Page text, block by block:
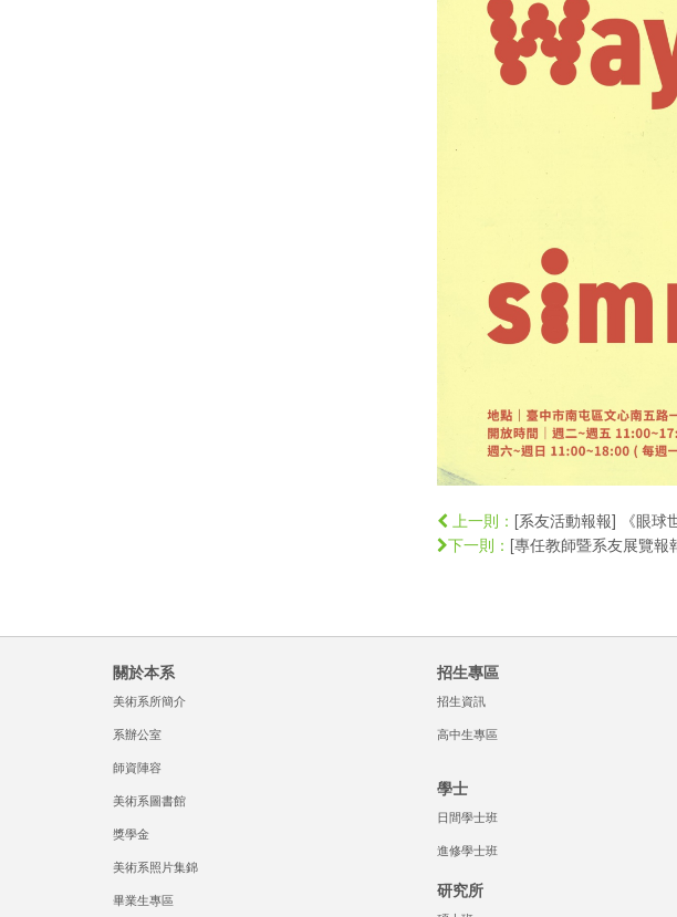
上一則： [系友活動報報] 《眼球
下一則： [專任教師暨系友展覽報
關於本系
美術系所簡介
系辦公室
師資陣容
美術系圖書館
獎學金
美術系照片集錦
畢業生專區
招生專區
招生資訊
高中生專區
學士
日間學士班
進修學士班
研究所